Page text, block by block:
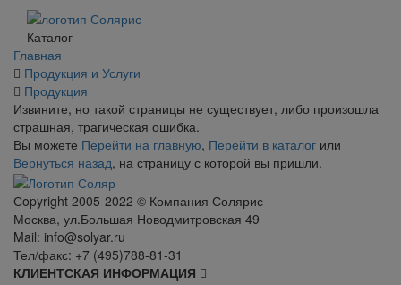
Каталог
Главная
Продукция и Услуги
Продукция
Извините, но такой страницы не существует, либо произошла
страшная, трагическая ошибка.
Вы можете Перейти на главную, Перейти в каталог или
Вернуться назад, на страницу с которой вы пришли.
Сopyright 2005-2022 © Компания Солярис
Москва, ул.Большая Новодмитровская 49
Mail: info@solyar.ru
Тел/факс: +7 (495)788-81-31
КЛИЕНТСКАЯ ИНФОРМАЦИЯ